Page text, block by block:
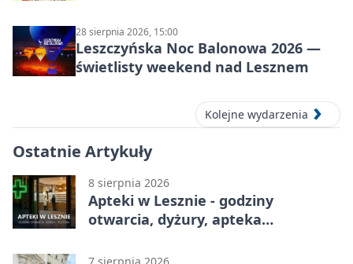
28 sierpnia 2026, 15:00
Leszczyńska Noc Balonowa 2026 —
świetlisty weekend nad Lesznem
Kolejne wydarzenia
Ostatnie Artykuły
8 sierpnia 2026
Apteki w Lesznie - godziny
otwarcia, dyżury, apteka